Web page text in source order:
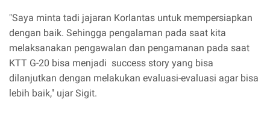
"Saya minta tadi jajaran Korlantas untuk mempersiapkan
dengan baik. Sehingga pengalaman pada saat kita
melaksanakan pengawalan dan pengamanan pada saat
KTT G-20 bisa menjadi success story yang bisa
dilanjutkan dengan melakukan evaluasi-evaluasi agar bisa
lebih baik," ujar Sigit.